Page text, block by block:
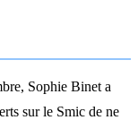
Sophie Binet a
sur le Smic de ne